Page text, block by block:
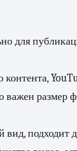
для
важен размер
подходит